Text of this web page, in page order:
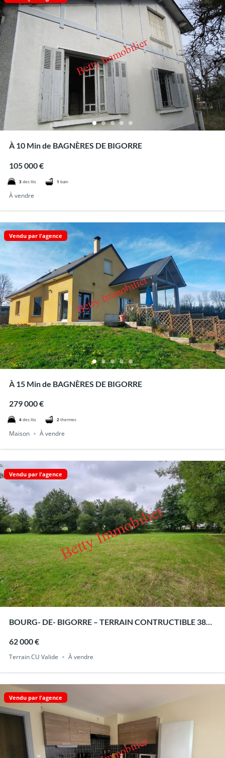
À 10 Min de BAGNÈRES DE BIGORRE
105 000 €
3 des lits 1 bain
À vendre
Vendu par l'agence
À 15 Min de BAGNÈRES DE BIGORRE
279 000 €
4 des lits 2 thermes
Maison À vendre
Vendu par l'agence
BOURG- DE- BIGORRE – TERRAIN CONTRUCTIBLE 3867
62 000 €
Terrain CU Valide À vendre
Vendu par l'agence